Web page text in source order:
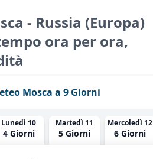
- Russia (Europa)
ora per ora,
Mosca a 9 Giorni
Lunedì 10
4 Giorni
Martedì 11
5 Giorni
Mercoledì 12
6 Giorni